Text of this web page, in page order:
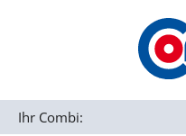
Zur Navigation springen
Ihr Combi: